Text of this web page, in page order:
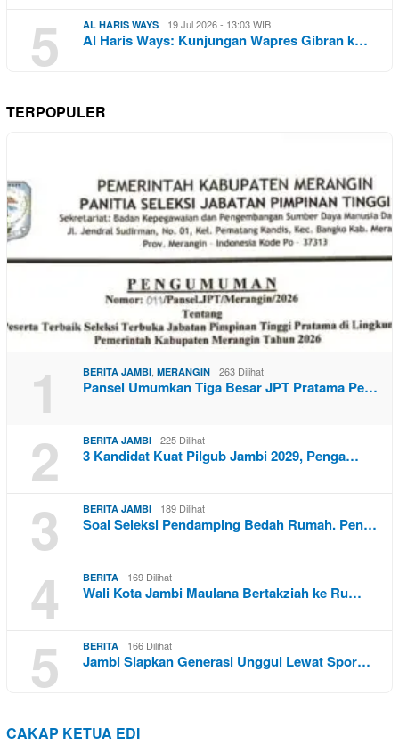
5
AL HARIS WAYS 19 Jul 2026 - 13:03 WIB
Al Haris Ways: Kunjungan Wapres Gibran k…
TERPOPULER
1 BERITA JAMBI MERANGIN 263 Dilihat
Pansel Umumkan Tiga Besar JPT Pratama Pe…
2 BERITA JAMBI 225 Dilihat
3 Kandidat Kuat Pilgub Jambi 2029, Penga…
3 BERITA JAMBI 189 Dilihat
Soal Seleksi Pendamping Bedah Rumah. Pen…
4 BERITA 169 Dilihat
Wali Kota Jambi Maulana Bertakziah ke Ru…
5 BERITA 166 Dilihat
Jambi Siapkan Generasi Unggul Lewat Spor…
CAKAP KETUA EDI